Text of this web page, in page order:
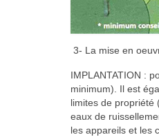
3- La mise en
IMPLANTATION :
minimum). Il est
limites de propriété
eaux de
les appareils et les